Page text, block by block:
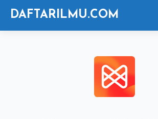
Langsung
DAFTARILMU.COM